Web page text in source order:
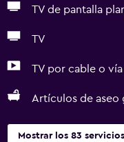
TV de pantalla
TV
TV por cable o
Artículos de aseo
Mostrar los 83 servicios